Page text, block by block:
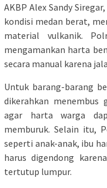
AKBP Alex Sandy
kondisi medan berat,
material vulkanik.
mengamankan harta
secara manual karena
Untuk barang-barang
dikerahkan menembus
agar harta warga
memburuk. Selain itu,
seperti anak-anak, ibu
harus digendong
tertutup lumpur.